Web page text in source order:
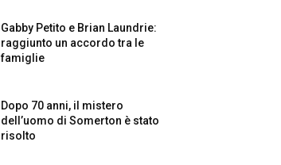
Gabby Petito e Brian Laundrie:
raggiunto un accordo tra le
famiglie
Dopo 70 anni, il mistero
dell’uomo di Somerton è stato
risolto